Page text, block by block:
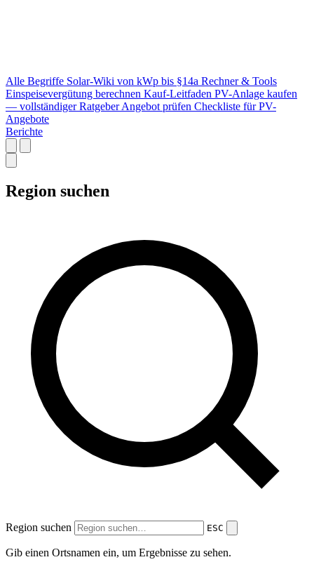
Alle Begriffe Solar-Wiki von kWp bis §14a Rechner & Tools
Einspeisevergütung berechnen Kauf-Leitfaden PV-Anlage kaufen
— vollständiger Ratgeber Angebot prüfen Checkliste für PV-
Angebote
Berichte
Region suchen
Region suchen ESC
Gib einen Ortsnamen ein, um Ergebnisse zu sehen.